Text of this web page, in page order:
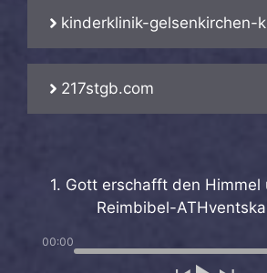
kinderklinik-gelsenkirchen-
217stgb.com
1. Gott erschafft den Himmel
Reimbibel-
00:00